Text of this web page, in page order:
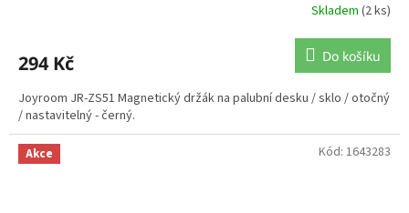
Skladem (2 ks)
294 Kč Do košíku
Joyroom JR-ZS51 Magnetický držák na palubní desku / sklo / otočný
/ nastavitelný - černý.
Akce Kód: 1643283